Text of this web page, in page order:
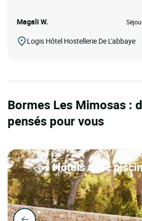
Magali W.
Logis Hôtel Hostellerie De L'abbaye
Bormes Les Mimosas :
pensés pour vous
Hôtels avec